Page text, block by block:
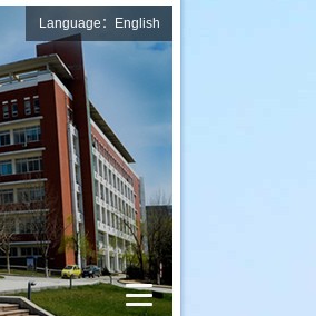
Language：English